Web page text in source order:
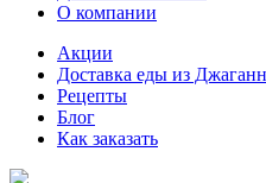
О компании
Акции
Доставка еды из
Рецепты
Блог
Как заказать